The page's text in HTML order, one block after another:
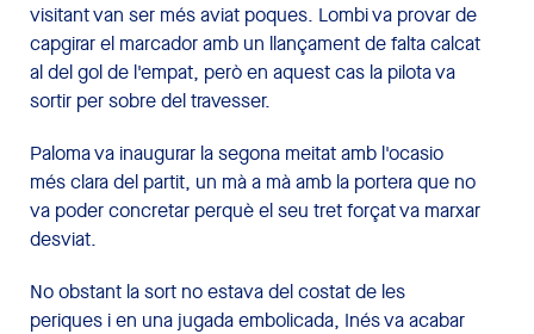
visitant van ser més aviat poques. Lombi va provar de
capgirar el marcador amb un llançament de falta calcat
al del gol de l'empat, però en aquest cas la pilota va
sortir per sobre del travesser.
Paloma va inaugurar la segona meitat amb l'ocasio
més clara del partit, un mà a mà amb la portera que no
va poder concretar perquè el seu tret forçat va marxar
desviat.
No obstant la sort no estava del costat de les
periques i en una jugada embolicada, Inés va acabar